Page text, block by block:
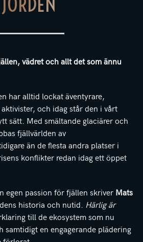
vädret och allt det som ännu
har alltid lockat äventyrare,
och idag står den i vårt
sätt. Med smältande glaciärer och
fjällvärlden av
än de flesta andra platser i
konflikter redan idag ett öppet
egen passion för fjällen skriver Mats
historia och nutid. Härlig är
till de ekosystem som nu
samtidigt en engagerande plädering